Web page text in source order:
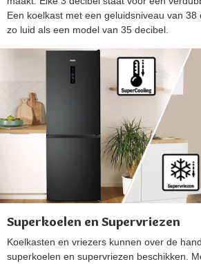
Een koelkast met een geluidsniveau van 38
zo luid als een model van 35 decibel.
Superkoelen en Supervriezen
Koelkasten en vriezers kunnen over de
superkoelen en supervriezen beschikken.